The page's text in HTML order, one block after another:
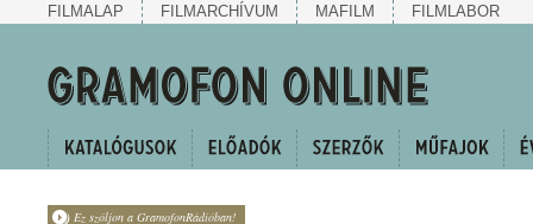
FILMALAP FILMARCHÍVUM MAFILM FILMLABOR
Ez szóljon a GramofonRádióban!